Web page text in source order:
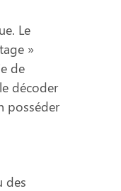
Le
»
de
décoder
posséder
des